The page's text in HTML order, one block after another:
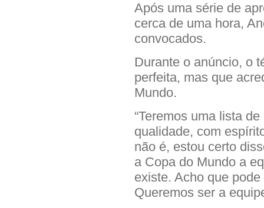
Após uma série de
cerca de uma hora,
convocados.
Durante o anúncio, o
perfeita, mas que
Mundo.
“Teremos uma lista
qualidade, com
não é, estou certo
a Copa do Mundo a
existe. Acho que
Queremos ser a